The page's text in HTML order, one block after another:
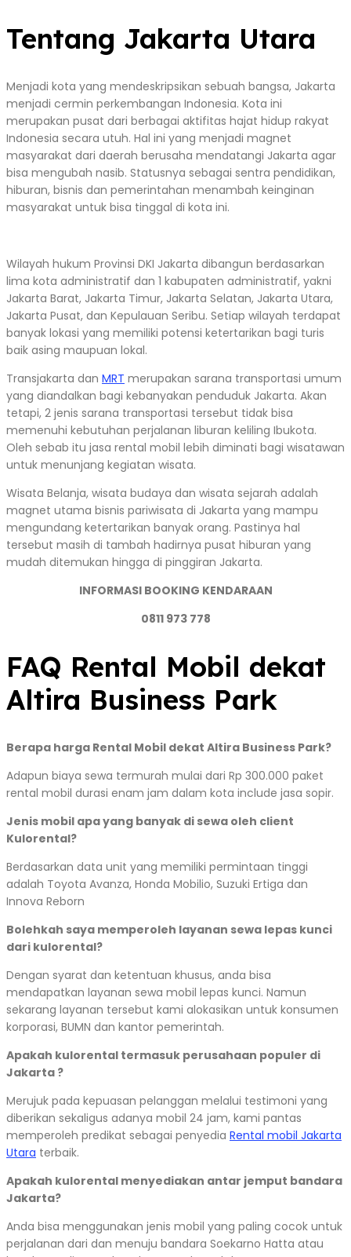
Tentang Jakarta Utara
Menjadi kota yang mendeskripsikan sebuah bangsa, Jakarta
menjadi cermin perkembangan Indonesia. Kota ini
merupakan pusat dari berbagai aktifitas hajat hidup rakyat
Indonesia secara utuh. Hal ini yang menjadi magnet
masyarakat dari daerah berusaha mendatangi Jakarta agar
bisa mengubah nasib. Statusnya sebagai sentra pendidikan,
hiburan, bisnis dan pemerintahan menambah keinginan
masyarakat untuk bisa tinggal di kota ini.
Wilayah hukum Provinsi DKI Jakarta dibangun berdasarkan
lima kota administratif dan 1 kabupaten administratif, yakni
Jakarta Barat, Jakarta Timur, Jakarta Selatan, Jakarta Utara,
Jakarta Pusat, dan Kepulauan Seribu. Setiap wilayah terdapat
banyak lokasi yang memiliki potensi ketertarikan bagi turis
baik asing maupuan lokal.
Transjakarta dan MRT merupakan sarana transportasi umum
yang diandalkan bagi kebanyakan penduduk Jakarta. Akan
tetapi, 2 jenis sarana transportasi tersebut tidak bisa
memenuhi kebutuhan perjalanan liburan keliling Ibukota.
Oleh sebab itu jasa rental mobil lebih diminati bagi wisatawan
untuk menunjang kegiatan wisata.
Wisata Belanja, wisata budaya dan wisata sejarah adalah
magnet utama bisnis pariwisata di Jakarta yang mampu
mengundang ketertarikan banyak orang. Pastinya hal
tersebut masih di tambah hadirnya pusat hiburan yang
mudah ditemukan hingga di pinggiran Jakarta.
INFORMASI BOOKING KENDARAAN
0811 973 778
FAQ Rental Mobil dekat
Altira Business Park
Berapa harga Rental Mobil dekat Altira Business Park?
Adapun biaya sewa termurah mulai dari Rp 300.000 paket
rental mobil durasi enam jam dalam kota include jasa sopir.
Jenis mobil apa yang banyak di sewa oleh client
Kulorental?
Berdasarkan data unit yang memiliki permintaan tinggi
adalah Toyota Avanza, Honda Mobilio, Suzuki Ertiga dan
Innova Reborn
Bolehkah saya memperoleh layanan sewa lepas kunci
dari kulorental?
Dengan syarat dan ketentuan khusus, anda bisa
mendapatkan layanan sewa mobil lepas kunci. Namun
sekarang layanan tersebut kami alokasikan untuk konsumen
korporasi, BUMN dan kantor pemerintah.
Apakah kulorental termasuk perusahaan populer di
Jakarta ?
Merujuk pada kepuasan pelanggan melalui testimoni yang
diberikan sekaligus adanya mobil 24 jam, kami pantas
memperoleh predikat sebagai penyedia Rental mobil Jakarta
Utara terbaik.
Apakah kulorental menyediakan antar jemput bandara
Jakarta?
Anda bisa menggunakan jenis mobil yang paling cocok untuk
perjalanan dari dan menuju bandara Soekarno Hatta atau